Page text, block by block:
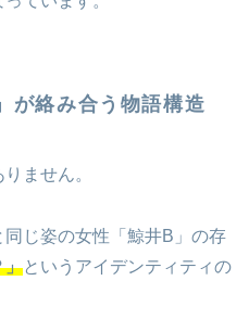
が絡み合う物語構造
ません。
じ姿の女性「鯨井B」の存
」というアイデンティティの